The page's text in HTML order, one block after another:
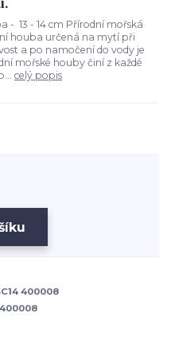
- 13 - 14 cm Přírodní mořská
houba určená na mytí při
a po namočení do vody je
mořské houby činí z každé
celý popis
400008